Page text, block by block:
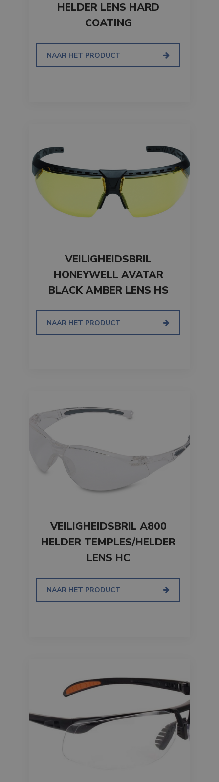
HELDER LENS HARD
COATING
NAAR HET PRODUCT
VEILIGHEIDSBRIL
HONEYWELL AVATAR
BLACK AMBER LENS HS
NAAR HET PRODUCT
VEILIGHEIDSBRIL A800
HELDER TEMPLES/HELDER
LENS HC
NAAR HET PRODUCT